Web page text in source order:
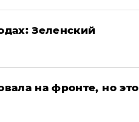
Зеленский
на фронте, но это